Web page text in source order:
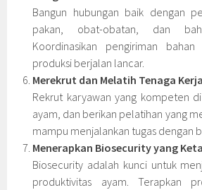
Bangun hubungan baik dengan
pakan, obat-obatan, dan
Koordinasikan pengiriman
produksi berjalan lancar.
Merekrut dan Melatih Tenaga Kerja
Rekrut karyawan yang kompeten
ayam, dan berikan pelatihan yang
mampu menjalankan tugas dengan
Menerapkan Biosecurity yang
Biosecurity adalah kunci untuk
produktivitas ayam. Terapkan